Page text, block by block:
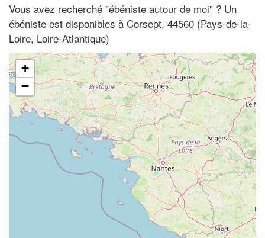
Vous avez recherché "ébéniste autour de moi" ? Un
ébéniste est disponibles à Corsept, 44560 (Pays-de-la-
Loire, Loire-Atlantique)
+
−